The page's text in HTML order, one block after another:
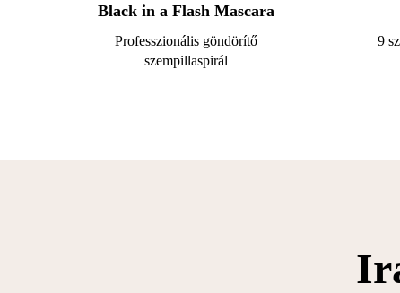
Black in a Flash Mascara
Professzionális göndörítő
szempillaspirál
9